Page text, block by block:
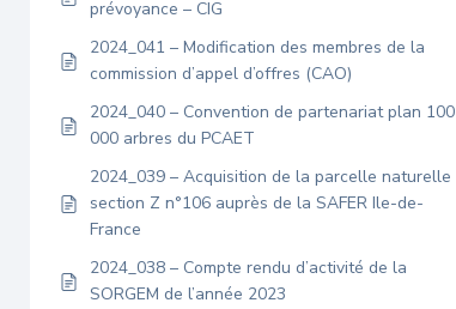
prévoyance – CIG
2024_041 – Modification des membres de la
commission d’appel d’offres (CAO)
2024_040 – Convention de partenariat plan 100
000 arbres du PCAET
2024_039 – Acquisition de la parcelle naturelle
section Z n°106 auprès de la SAFER Ile-de-
France
2024_038 – Compte rendu d’activité de la
SORGEM de l’année 2023